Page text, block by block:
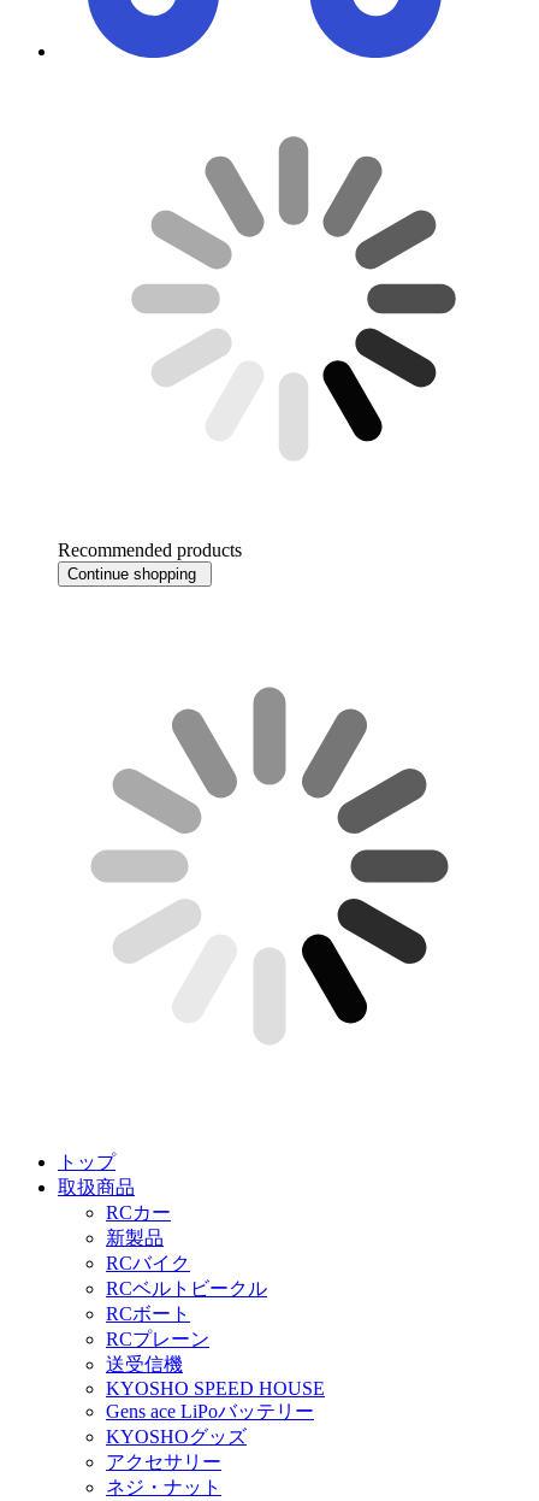
Recommended products
Continue shopping
トップ
取扱商品
RCカー
新製品
RCバイク
RCベルトビークル
RCボート
RCプレーン
送受信機
KYOSHO SPEED HOUSE
Gens ace LiPoバッテリー
KYOSHOグッズ
アクセサリー
ネジ・ナット